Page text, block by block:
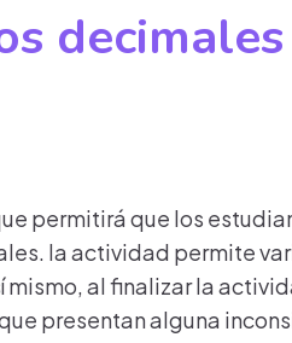
decimales
permitirá que los
la actividad permite
al finalizar la
presentan alguna